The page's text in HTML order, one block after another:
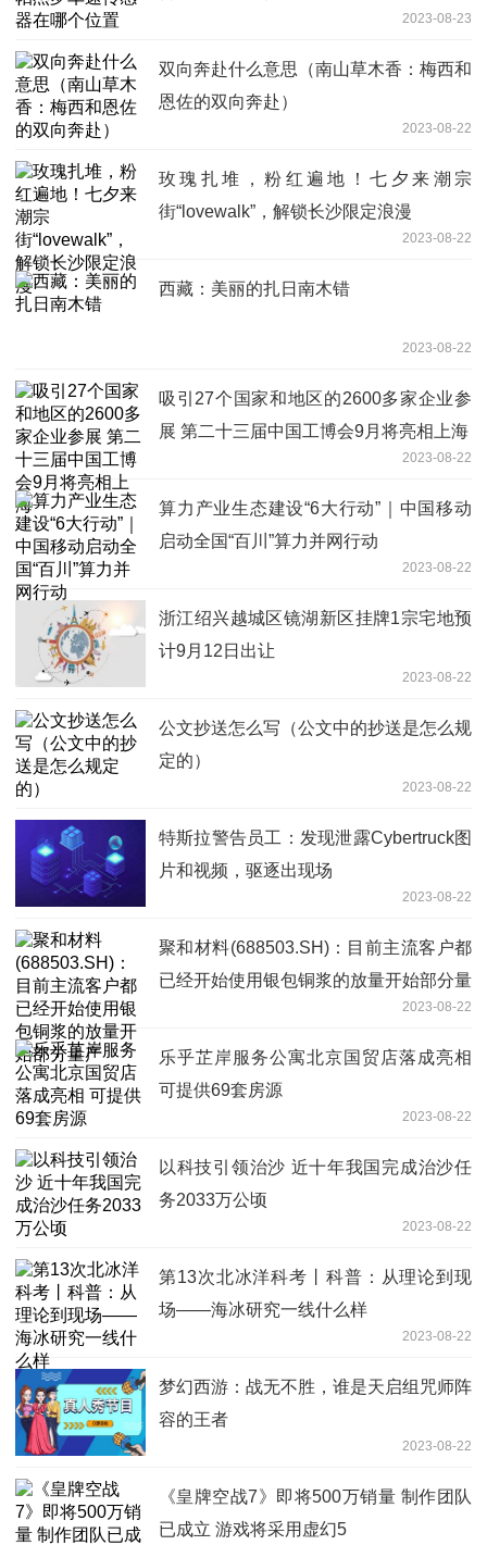
2023-08-23
双向奔赴什么意思（南山草木香：梅西和
恩佐的双向奔赴）
2023-08-22
玫瑰扎堆，粉红遍地！七夕来潮宗
街“lovewalk”，解锁长沙限定浪漫
2023-08-22
西藏：美丽的扎日南木错
2023-08-22
吸引27个国家和地区的2600多家企业参
展 第二十三届中国工博会9月将亮相上海
2023-08-22
算力产业生态建设“6大行动”｜中国移动
启动全国“百川”算力并网行动
2023-08-22
浙江绍兴越城区镜湖新区挂牌1宗宅地预
计9月12日出让
2023-08-22
公文抄送怎么写（公文中的抄送是怎么规
定的）
2023-08-22
特斯拉警告员工：发现泄露Cybertruck图
片和视频，驱逐出现场
2023-08-22
聚和材料(688503.SH)：目前主流客户都
已经开始使用银包铜浆的放量开始部分量
2023-08-22
乐乎芷岸服务公寓北京国贸店落成亮相
可提供69套房源
2023-08-22
以科技引领治沙 近十年我国完成治沙任
务2033万公顷
2023-08-22
第13次北冰洋科考丨科普：从理论到现
场——海冰研究一线什么样
2023-08-22
梦幻西游：战无不胜，谁是天启组咒师阵
容的王者
2023-08-22
《皇牌空战7》即将500万销量 制作团队
已成立 游戏将采用虚幻5